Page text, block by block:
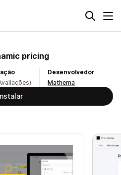
pricing
Desenvolvedor
Mathema